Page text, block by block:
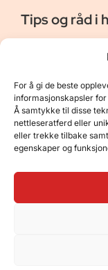
For å gi de beste
informasjonskapsler
Å samtykke til disse
nettleseratferd eller
eller trekke tilbake
egenskaper og
Tips og råd i
Er vår bloggside
gi deg råd og tips
naturopplevelser,
Nyttige Linker
Om oss
Kontakt